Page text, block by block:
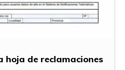
hoja de reclamaciones